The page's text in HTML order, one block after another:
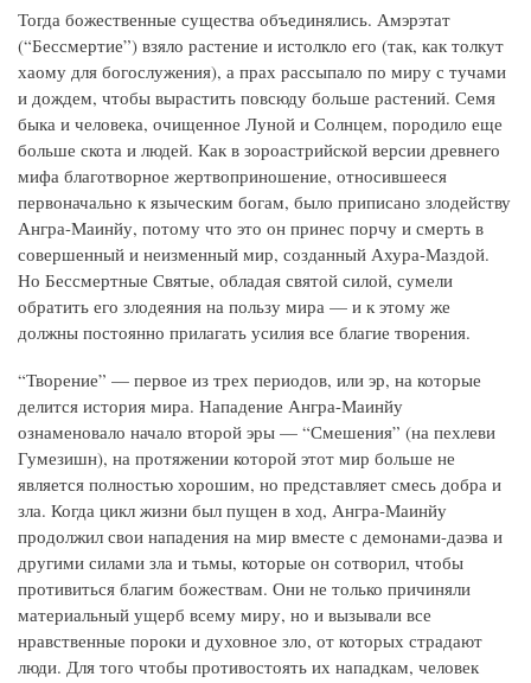
Тогда божественные существа объединялись. Амэрэтат
(“Бессмертие”) взяло растение и истолкло его (так, как толкут
хаому для богослужения), а прах рассыпало по миру с тучами
и дождем, чтобы вырастить повсюду больше растений. Семя
быка и человека, очищенное Луной и Солнцем, породило еще
больше скота и людей. Как в зороастрийской версии древнего
мифа благотворное жертвоприношение, относившееся
первоначально к языческим богам, было приписано злодейству
Ангра-Маинйу, потому что это он принес порчу и смерть в
совершенный и неизменный мир, созданный Ахура-Маздой.
Но Бессмертные Святые, обладая святой силой, сумели
обратить его злодеяния на пользу мира — и к этому же
должны постоянно прилагать усилия все благие творения.
“Творение” — первое из трех периодов, или эр, на которые
делится история мира. Нападение Ангра-Маинйу
ознаменовало начало второй эры — “Смешения” (на пехлеви
Гумезишн), на протяжении которой этот мир больше не
является полностью хорошим, но представляет смесь добра и
зла. Когда цикл жизни был пущен в ход, Ангра-Маинйу
продолжил свои нападения на мир вместе с демонами-даэва и
другими силами зла и тьмы, которые он сотворил, чтобы
противиться благим божествам. Они не только причиняли
материальный ущерб всему миру, но и вызывали все
нравственные пороки и духовное зло, от которых страдают
люди. Для того чтобы противостоять их нападкам, человек